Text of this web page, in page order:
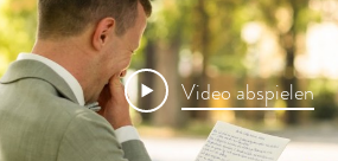
Video abspielen